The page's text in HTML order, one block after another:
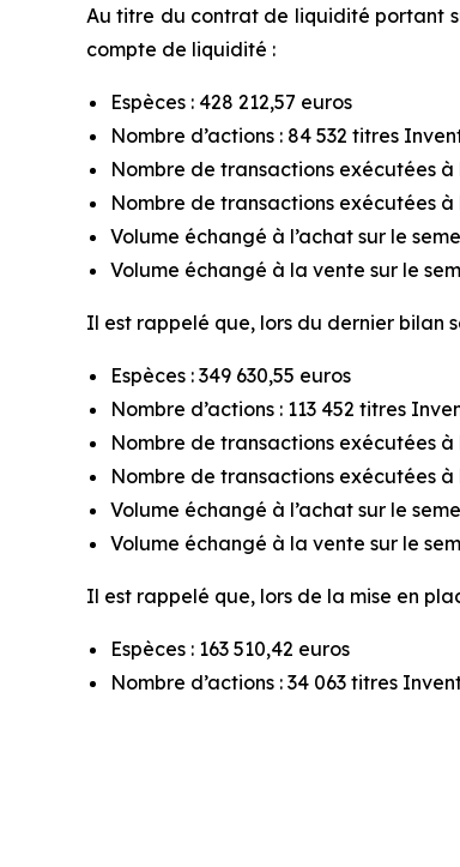
Au titre du contrat de liquidité portant
compte de liquidité :
Espèces : 428 212,57 euros
Nombre d’actions : 84 532 titres
Nombre de transactions exécutées à
Nombre de transactions exécutées à
Volume échangé à l’achat sur le
Volume échangé à la vente sur le
Il est rappelé que, lors du dernier bilan
Espèces : 349 630,55 euros
Nombre d’actions : 113 452 titres
Nombre de transactions exécutées à
Nombre de transactions exécutées à
Volume échangé à l’achat sur le
Volume échangé à la vente sur le
Il est rappelé que, lors de la mise en
Espèces : 163 510,42 euros
Nombre d’actions : 34 063 titres